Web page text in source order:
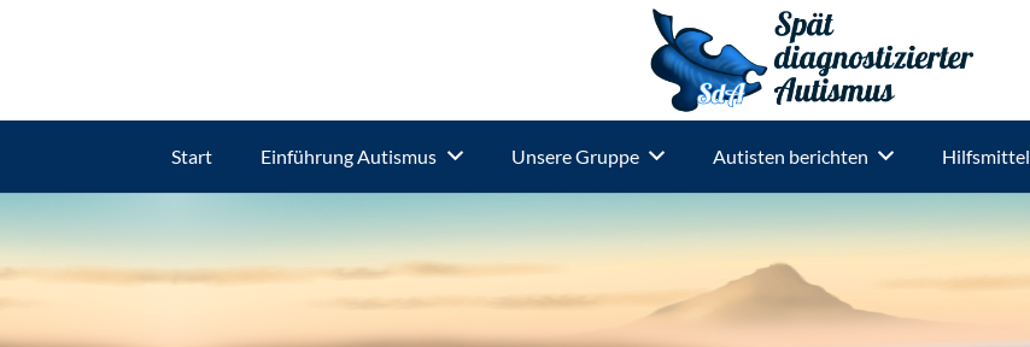
Start Einführung Autismus Unsere Gruppe Autisten berichten Hilfsmittel